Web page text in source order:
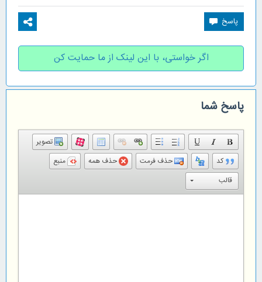
اگر خواستی، با این لینک از ما حمایت کن
پاسخ شما
تصویر
کد
حذف فرمت حذف همه
منبع
قالب